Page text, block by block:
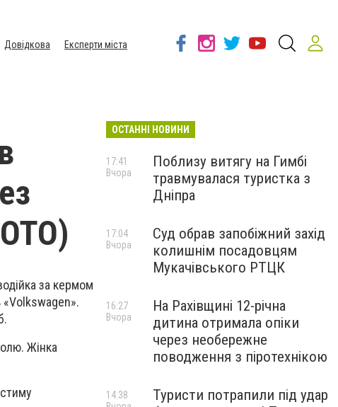
Довідкова
Експерти міста
за кермом
«Volkswagen».
Жінка
ОСТАННІ НОВИНИ
Поблизу витягу на Гимбі
травмувалася туристка з
Дніпра
17:41
Вчора
Суд обрав запобіжний захід
колишнім посадовцям
Мукачівського РТЦК
17:04
Вчора
На Рахівщині 12-річна
дитина отримала опіки
через необережне
поводження з піротехнікою
16:27
Вчора
Туристи потрапили під удар
14:38